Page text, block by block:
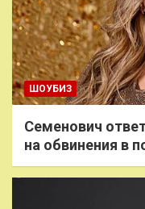
ШОУБИЗ
Семенович
на обвинения в